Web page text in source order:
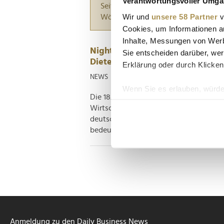
Wir und unsere 58 Partner
Cookies, um Informationen
Inhalte, Messungen von
Sie entscheiden darüber,
Erklärung oder durch
Wenn Sie es erlauben,
Erfahren Sie mehr darüber,
Seiten suchen, die genau diese
Wörter zwischen
Night of the Brands 2023:
Dieter Hallervorden...
NEWS
Die 18. Ausgabe der Night of the
Wirtschaftsmetropole Frankfurt am
deutschen Marketing-Branche zog
bedeutendsten seiner Art.
Anmeldung zu den Daily Business News